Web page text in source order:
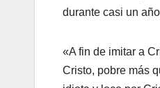
durante casi un
«A fin de imitar a
Cristo, pobre más